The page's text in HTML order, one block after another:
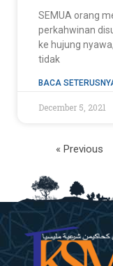
SEMUA orang
perkahwinan
ke hujung
tidak
BACA
December 5, 2021
« Previous